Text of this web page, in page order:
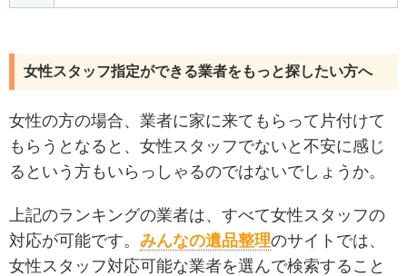
女性スタッフ指定ができる業者をもっと探したい方へ
女性の方の場合、業者に家に来てもらって片付けて
もらうとなると、女性スタッフでないと不安に感じ
るという方もいらっしゃるのではないでしょうか。
上記のランキングの業者は、すべて女性スタッフの
対応が可能です。 みんなの遺品整理のサイトでは、
女性スタッフ対応可能な業者を選んで検索すること